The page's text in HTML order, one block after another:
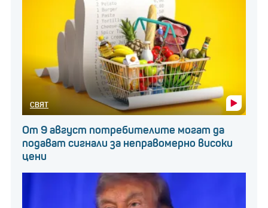
СВЯТ
От 9 август потребителите могат да
подават сигнали за неправомерно високи
цени